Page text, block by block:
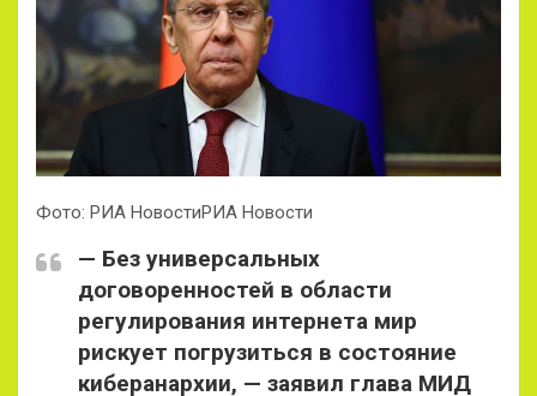
Фото: РИА НовостиРИА Новости
— Без универсальных
договоренностей в области
регулирования интернета мир
рискует погрузиться в состояние
киберанархии, — заявил глава МИД